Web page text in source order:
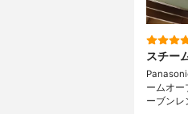
スチー
ームオー
ーブン